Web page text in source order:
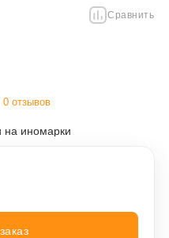
Сравнить
0 отзывов
на иномарки